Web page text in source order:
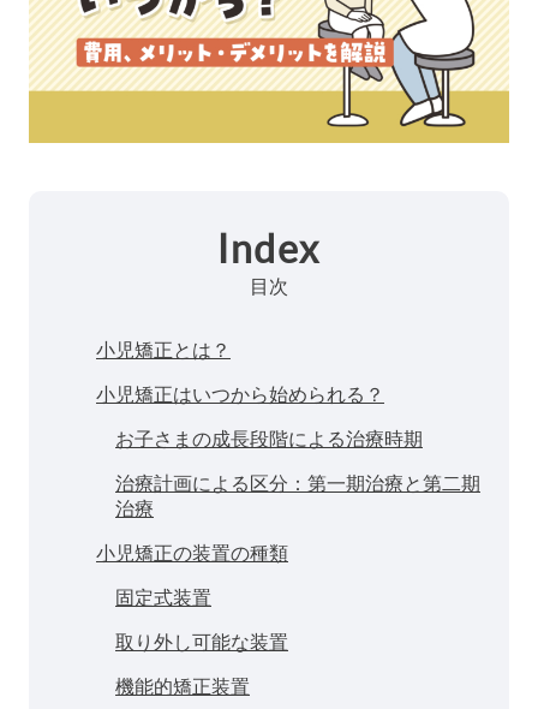
Index
目次
小児矯正とは？
小児矯正はいつから始められる？
お子さまの成長段階による治療時期
治療計画による区分：第一期治療と第二期
治療
小児矯正の装置の種類
固定式装置
取り外し可能な装置
機能的矯正装置